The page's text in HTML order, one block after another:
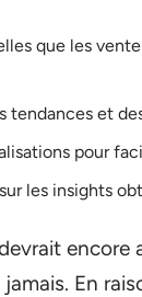
que les
tendances et
pour
les insights
En